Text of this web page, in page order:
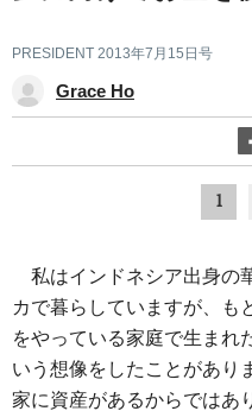
PRESIDENT 2013年7月15日号
Grace Ho
1
私はインドネシア出身の
カで暮らしていますが、も
をやっている家庭で生まれ
いう想像をしたことがあり
家に資産があるからではあ